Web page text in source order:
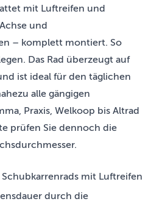
mit Luftreifen und
und
– komplett montiert. So
Das Rad überzeugt auf
ist ideal für den täglichen
alle gängigen
Praxis, Welkoop bis Altrad
prüfen Sie dennoch die
mit Luftreifen
durch die